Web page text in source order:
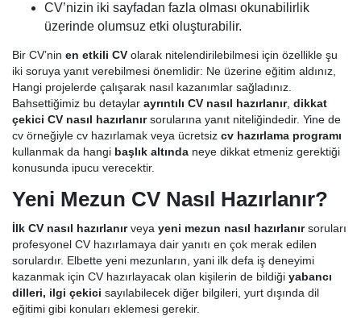
CV’nizin iki sayfadan fazla olması okunabilirlik
üzerinde olumsuz etki oluşturabilir.
Bir CV’nin en etkili CV olarak nitelendirilebilmesi için özellikle şu
iki soruya yanıt verebilmesi önemlidir: Ne üzerine eğitim aldınız,
Hangi projelerde çalışarak nasıl kazanımlar sağladınız.
Bahsettiğimiz bu detaylar ayrıntılı CV nasıl hazırlanır, dikkat
çekici CV nasıl hazırlanırsorularına yanıt niteliğindedir. Yine de
cv örneğiyle cv hazırlamak veya ücretsiz cv hazırlama programı
kullanmak da hangi başlık altında neye dikkat etmeniz gerektiği
konusunda ipucu verecektir.
Yeni Mezun CV Nasıl Hazırlanır?
İlk CV nasıl hazırlanırveya yeni mezun nasıl hazırlanırsoruları
profesyonel CV hazırlamaya dair yanıtı en çok merak edilen
sorulardır. Elbette yeni mezunların, yani ilk defa iş deneyimi
kazanmak için CV hazırlayacak olan kişilerin de bildiği yabancı
dilleri, ilgi çekici sayılabilecek diğer bilgileri, yurt dışında dil
eğitimi gibi konuları eklemesi gerekir.